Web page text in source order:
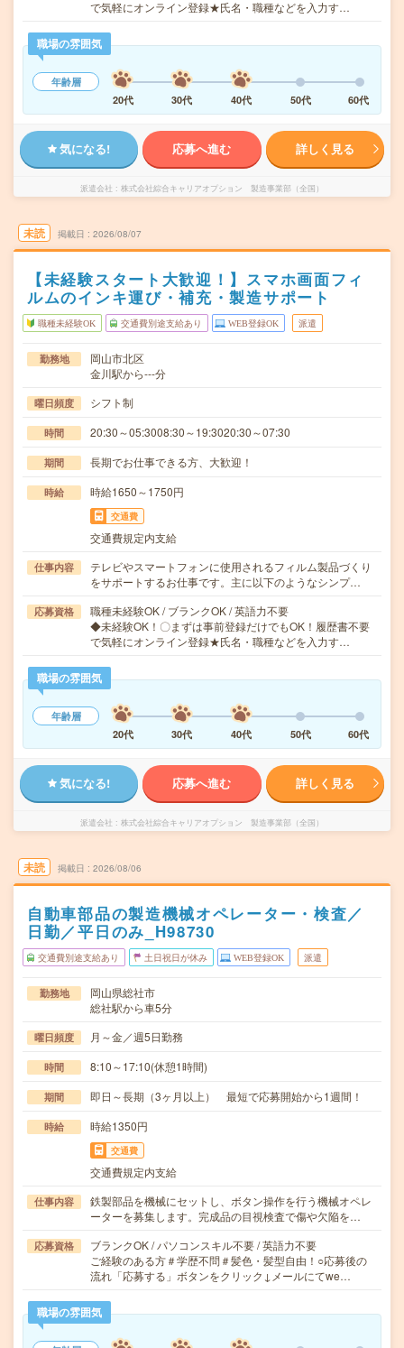
で気軽にオンライン登録★氏名・職種などを入力す…
職場の雰囲気
年齢層
20代
30代 40代 50代 60代
気になる! 応募へ進む 詳しく見る
派遣会社 株式会社綜合キャリアオプション 製造事業部（全国）
未読 掲載日 2026/08/07
【未経験スタート大歓迎！】スマホ画面フィ
ルムのインキ運び・補充・製造サポート
職種未経験OK 交通費別途支給あり WEB登録OK 派遣
勤務地
岡山市北区
金川駅から---分
曜日頻度 シフト制
時間 20:30～05:3008:30～19:3020:30～07:30
期間 長期でお仕事できる方、大歓迎！
時給 時給1650～1750円
交通費
交通費規定内支給
仕事内容
テレビやスマートフォンに使用されるフィルム製品づくり
をサポートするお仕事です。主に以下のようなシンプ…
応募資格
職種未経験OK / ブランクOK / 英語力不要
◆未経験OK！〇まずは事前登録だけでもOK！履歴書不要
で気軽にオンライン登録★氏名・職種などを入力す…
職場の雰囲気
年齢層
20代
30代 40代 50代 60代
気になる! 応募へ進む 詳しく見る
派遣会社 株式会社綜合キャリアオプション 製造事業部（全国）
未読 掲載日 2026/08/06
自動車部品の製造機械オペレーター・検査／
日勤／平日のみ_H98730
交通費別途支給あり 土日祝日が休み WEB登録OK 派遣
勤務地
岡山県総社市
総社駅から車5分
曜日頻度 月～金／週5日勤務
時間 8:10～17:10(休憩1時間)
期間 即日～長期（3ヶ月以上） 最短で応募開始から1週間！
時給 時給1350円
交通費
交通費規定内支給
仕事内容
鉄製部品を機械にセットし、ボタン操作を行う機械オペレ
ーターを募集します。完成品の目視検査で傷や欠陥を…
応募資格
ブランクOK / パソコンスキル不要 / 英語力不要
ご経験のある方＃学歴不問＃髪色・髪型自由！○応募後の
流れ「応募する」ボタンをクリック↓メールにてwe…
職場の雰囲気